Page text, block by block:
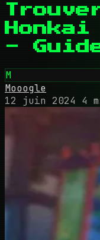
-
M
Mooogle
12 juin 2024
4